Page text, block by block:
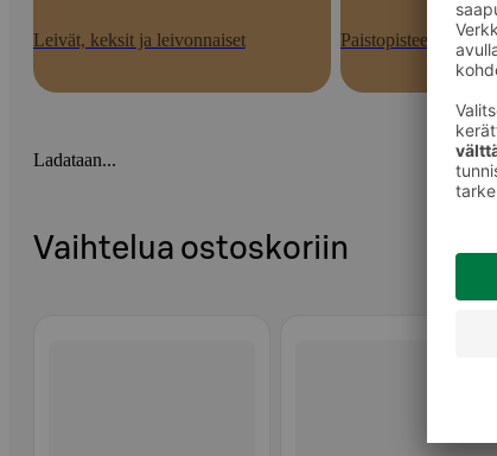
Leivät, keksit ja leivonnaiset Paistopisteen tuotteet
Ladataan...
Vaihtelua ostoskoriin